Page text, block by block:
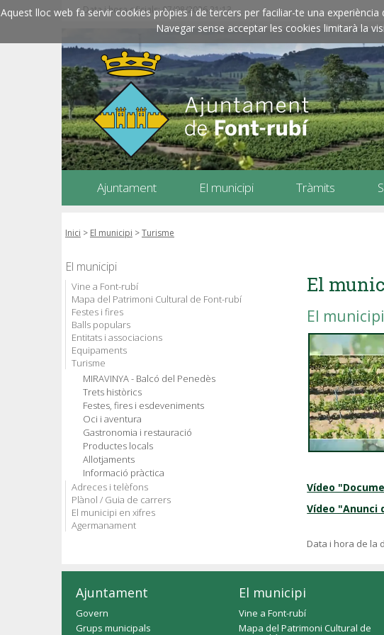
Aquest lloc web fa servir cookies pròpies i de tercers per faciliar-te una
Navegar sense acceptar les cookies limitarà la
Data i hora oficials: 07/08/2026 21:13
Ajuntament El municipi Tràmits
Inici > El municipi >Turisme
El municipi
Vine a Font-rubí
Mapa del Patrimoni Cultural de Font-rubí
Festes i fires
Balls populars
Entitats i associacions
Equipaments
Turisme
MIRAVINYA - Balcó del Penedès
Trets històrics
Festes, fires i esdeveniments
Oci i aventura
Gastronomia i restauració
Productes locals
Allotjaments
Informació pràctica
Adreces i telèfons
Plànol / Guia de carrers
El municipi en xifres
Agermanament
El
El municipi
Vídeo
Vídeo "Anunci
Data i hora de la
Ajuntament
Govern
Grups municipals
El municipi
Vine a Font-rubí
Mapa del Patrimoni Cultural de